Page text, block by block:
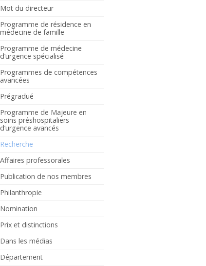
Mot du directeur
Programme de résidence en
médecine de famille
Programme de médecine
d’urgence spécialisé
Programmes de compétences
avancées
Prégradué
Programme de Majeure en
soins préshospitaliers
d’urgence avancés
Recherche
Affaires professorales
Publication de nos membres
Philanthropie
Nomination
Prix et distinctions
Dans les médias
Département